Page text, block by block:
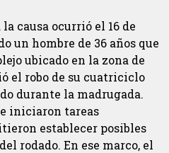
causa ocurrió el 16 de
un hombre de 36 años que
ubicado en la zona de
el robo de su cuatriciclo
durante la madrugada.
iniciaron tareas
establecer posibles
rodado. En ese marco, el